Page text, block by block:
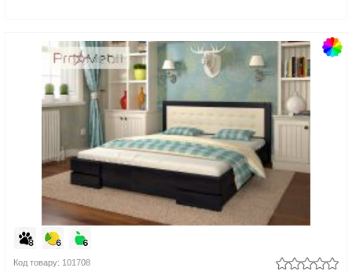
Код товару: 101708